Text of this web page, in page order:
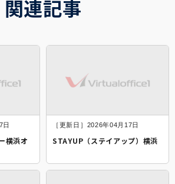
関連記事
日
横浜オ
［更新日］2026年04月17日
STAYUP（ステイアップ）横浜